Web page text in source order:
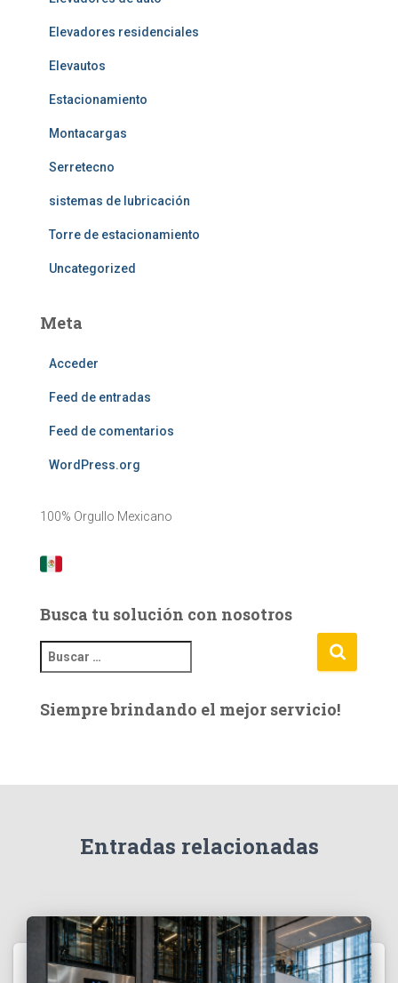
Elevadores residenciales
Elevautos
Estacionamiento
Montacargas
Serretecno
sistemas de lubricación
Torre de estacionamiento
Uncategorized
Meta
Acceder
Feed de entradas
Feed de comentarios
WordPress.org
100% Orgullo Mexicano
Busca tu solución con nosotros
u
c
Siempre brindando el mejor servicio!
Entradas relacionadas